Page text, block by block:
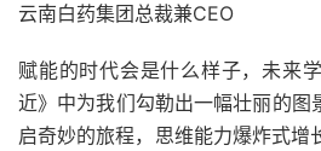
云南白药集团总裁兼CEO
赋能的时代会是什么样子，未来
近》中为我们勾勒出一幅壮丽的图
启奇妙的旅程，思维能力爆炸式增